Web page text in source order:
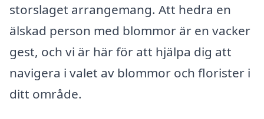
storslaget arrangemang. Att hedra en
älskad person med blommor är en vacker
gest, och vi är här för att hjälpa dig att
navigera i valet av blommor och florister i
ditt område.